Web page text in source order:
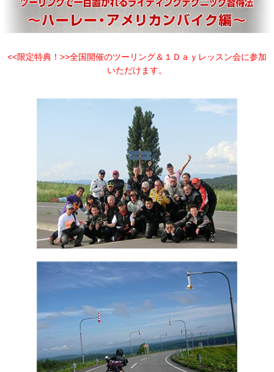
<<限定特典！>>全国開催のツーリング＆１Ｄａｙレッスン会に参加
いただけます。